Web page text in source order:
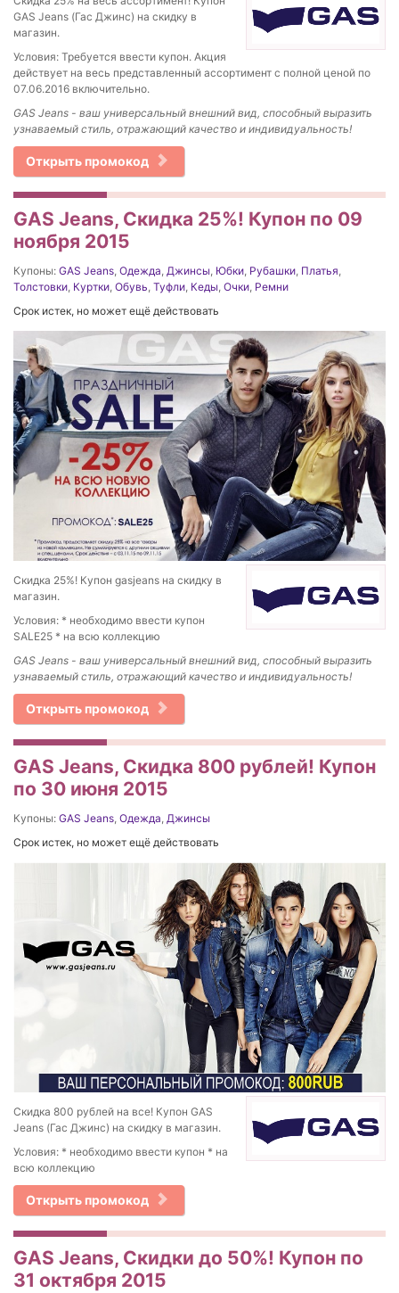
GAS Jeans (Гас Джинс) на скидку в
магазин.
Условия: Требуется ввести купон. Акция
действует на весь представленный ассортимент с полной ценой по
07.06.2016 включительно.
GAS Jeans - ваш универсальный внешний вид, способный выразить
узнаваемый стиль, отражающий качество и индивидуальность!
Открыть промокод
GAS Jeans, Скидка 25%! Купон по 09
ноября 2015
Купоны: GAS Jeans, Одежда, Джинсы, Юбки, Рубашки, Платья,
Толстовки, Куртки, Обувь, Туфли, Кеды, Очки, Ремни
Срок истек, но может ещё действовать
Скидка 25%! Купон gasjeans на скидку в
магазин.
Условия: * необходимо ввести купон
SALE25 * на всю коллекцию
GAS Jeans - ваш универсальный внешний вид, способный выразить
узнаваемый стиль, отражающий качество и индивидуальность!
Открыть промокод
GAS Jeans, Скидка 800 рублей! Купон
по 30 июня 2015
Купоны: GAS Jeans Одежда Джинсы
Срок истек, но может ещё действовать
Скидка 800 рублей на все! Купон GAS
Jeans (Гас Джинс) на скидку в магазин.
Условия: * необходимо ввести купон * на
всю коллекцию
Открыть промокод
GAS Jeans, Скидки до 50%! Купон по
31 октября 2015